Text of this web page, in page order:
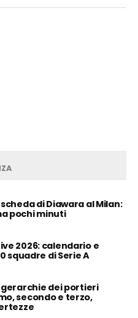
di Diawara al Milan:
pochi minuti
2026: calendario e
squadre di Serie A
gerarchie dei portieri
secondo e terzo,